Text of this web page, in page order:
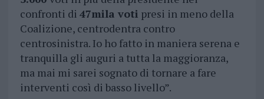
confronti di 47mila voti presi in meno della
Coalizione, centrodentra contro
centrosinistra. Io ho fatto in maniera serena e
tranquilla gli auguri a tutta la maggioranza,
ma mai mi sarei sognato di tornare a fare
interventi così di basso livello”.